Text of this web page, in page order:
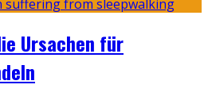
Ursachen für